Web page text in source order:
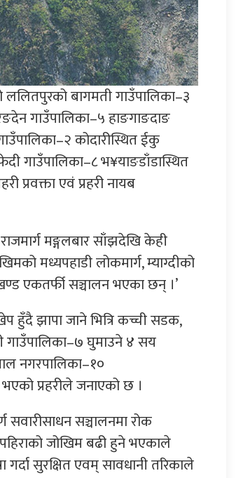
बागमती गाउँपालिका–३
गाउँपालिका–५ हाङगाङदाङ
कोदारीस्थित ईकु
गाउँपालिका–८ भ¥याङडाँडास्थित
प्रवक्ता एवं प्रहरी नायब
मङ्गलबार साँझदेखि केही
मध्यपहाडी लोकमार्ग, म्याग्दीको
एकतर्फी सञ्चालन भएका छन् ।’
हुँदै झापा जाने भित्रि कच्ची सडक,
गाउँपालिका–७ घुमाउने ४ सय
नगरपालिका–१०
प्रहरीले जनाएको छ ।
सञ्चालनमा रोक
जोखिम बढी हुने भएकाले
सुरक्षित एवम् सावधानी तरिकाले